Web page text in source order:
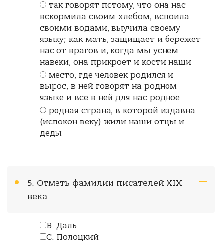
так говорят потому, что она нас
вскормила своим хлебом, вспоила
своими водами, выучила своему
языку; как мать, защищает и бережёт
нас от врагов и, когда мы уснём
навеки, она прикроет и кости наши
место, где человек родился и
вырос, в ней говорят на родном
языке и всё в ней для нас родное
родная страна, в которой издавна
(испокон веку) жили наши отцы и
деды
5. Отметь фамилии писателей XIX
века
В. Даль
С. Полоцкий